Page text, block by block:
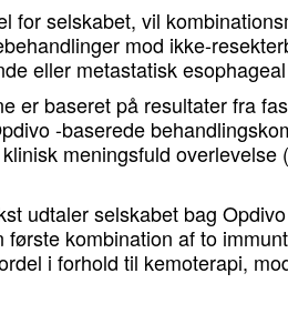
for selskabet, vil
mod ikke-
eller metastatisk
er baseret på resultater fra
-baserede
meningsfuld overlevelse
udtaler selskabet bag
første kombination af to
i forhold til kemoterapi,